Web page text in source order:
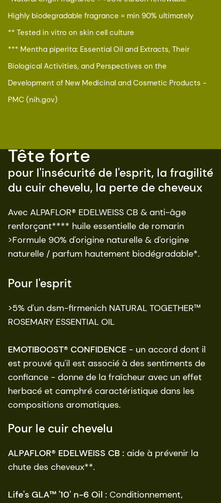
Highly biodegradable fragrance = min 90% ultimately​
** Tested in vitro on skin cell culture
*** Mentha piperita: Essential Oil and Extracts, Their
Biological Activities, and Perspectives on the
Development of New Medicinal and Cosmetic Products -
PMC (nih.gov)
Tête forte
pour l'insécurité de l'esprit, la fragilité
du cuir chevelu, la perte de cheveux
Avec ALPAFLOR® EDELWEISS CB & anti-âge
renforçant**** huile essentielle de romarin
>Formule 90% d'origine naturelle & d'origine
naturelle / parfum hautement biodégradable*.
Pour l'esprit
>5% d'un dsm-firmenich NATURAL TOGETHER™
ROSEMARY ESSENTIAL OIL
EMOTIBOOST® CONFIDENCE - un accord dont il
est prouvé qu'il est associé à des sentiments de
confiance - donne de la fraîcheur avec un effet
herbacé et camphré caractéristique dans les
compositions aromatiques.
Pour le cuir chevelu
ALPAFLOR® EDELWEISS CB : aide à prévenir la
chute des cheveux**.
Life's GLA™ '10' n-6 Oil : Conditionnement,